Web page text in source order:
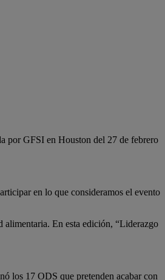
por GFSI en Houston del 27 de febrero
en lo que consideramos el evento
alimentaria. En esta edición, “Liderazgo
los 17 ODS que pretenden acabar con